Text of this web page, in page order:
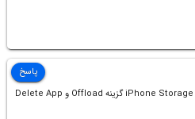
چرا تو قسمت iPhone Storage گزینه Offload و Delete App
پاسخ